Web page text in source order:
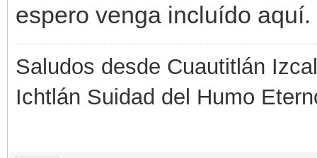
espero venga incluído aquí.
Saludos desde Cuautitlán
Ichtlán Suidad del Humo